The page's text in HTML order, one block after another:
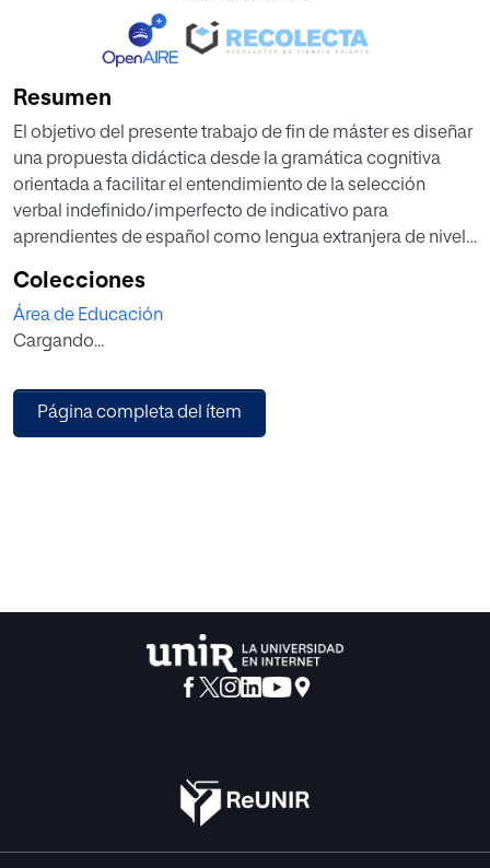
Resumen
El objetivo del presente trabajo de fin de máster es diseñar
una propuesta didáctica desde la gramática cognitiva
orientada a facilitar el entendimiento de la selección
verbal indefinido/imperfecto de indicativo para
aprendientes de español como lengua extranjera de nivel
está orientada teniendo en cuenta los planteamientos
metodológicos del enfoque comunicativo y los principios
de la gramática cognitiva.
indefinido/imperfecto con una instrucción gramatical
intervencionista inductiva, aplicando ejercicios
desde dentro) como criterios rentables para trabajar el
contraste en los tiempos del pasado.
Colecciones
Área de Educación
Cargando...
Página completa del ítem